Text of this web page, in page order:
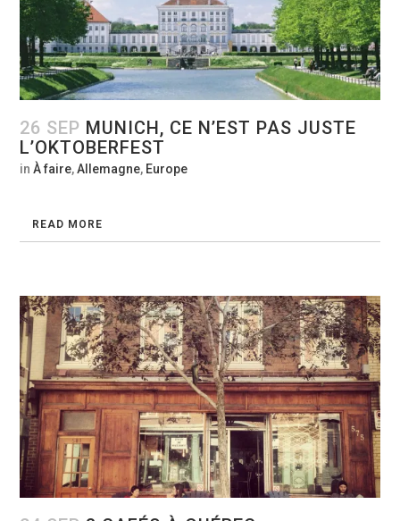
26 SEP MUNICH, CE N’EST PAS JUSTE
L’OKTOBERFEST
inÀ faire,Allemagne, Europe
READ MORE